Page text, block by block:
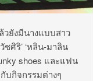
ยังมีนางแบบสาว
ชศิริ’ ‘หลิน-มาลิน
shoes และแฟน
บกิจกรรมต่างๆ